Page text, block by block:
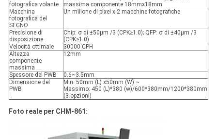
fotografica volante
massima componente 18mmx18mm
Macchina
fotografica del
SEGNO
Un milione di pixel x 2 macchine fotografiche
Precisione di
disposizione
Chip: σ di ±50μm /3 (CPK≥1.0); QFP: σ di ±40μm /3
(CPK≥1.0)
Velocità ottimale
30000 CPH
Altezza
componente
massima
12mm
Spessore del PWB
0.6~3.5mm
Dimensione del
PWB
Min: 50mm (L) x50mm (W) ~
Massimo: 450 (L)*380 (w)/600*380mm/1200*380mm
(3 opzioni)
Foto reale per CHM-861: